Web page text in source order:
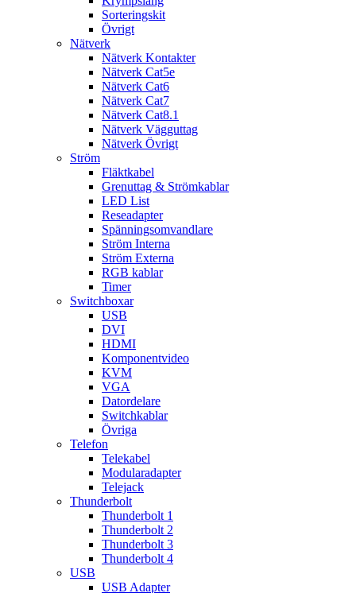
Sorteringskit
Övrigt
Nätverk
Nätverk Kontakter
Nätverk Cat5e
Nätverk Cat6
Nätverk Cat7
Nätverk Cat8.1
Nätverk Vägguttag
Nätverk Övrigt
Ström
Fläktkabel
Grenuttag & Strömkablar
LED List
Reseadapter
Spänningsomvandlare
Ström Interna
Ström Externa
RGB kablar
Timer
Switchboxar
USB
DVI
HDMI
Komponentvideo
KVM
VGA
Datordelare
Switchkablar
Övriga
Telefon
Telekabel
Modularadapter
Telejack
Thunderbolt
Thunderbolt 1
Thunderbolt 2
Thunderbolt 3
Thunderbolt 4
USB
USB Adapter